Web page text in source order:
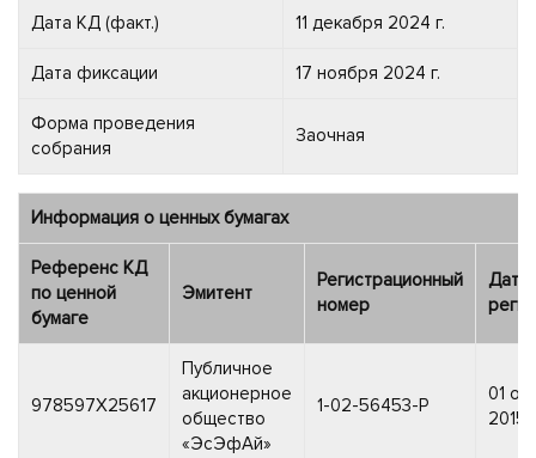
Дата КД (факт.) 11 декабря 2024 г.
Дата фиксации 17 ноября 2024 г.
Форма проведения
собрания
Заочная
Информация о ценных бумагах
Референс КД
по ценной
бумаге
Эмитент
Регистрационный
номер
Дата
978597X25617
Публичное
акционерное
общество
«ЭсЭфАй»
1-02-56453-P
01
2015